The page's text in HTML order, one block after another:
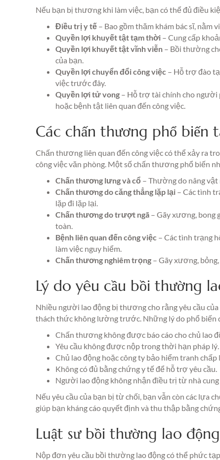
Nếu bạn bị thương khi làm việc, bạn có thể đủ điều
Điều trị y tế – Bao gồm thăm khám bác sĩ, nằm
Quyền lợi khuyết tật tạm thời – Cung cấp
Quyền lợi khuyết tật vĩnh viễn – Bồi thường
của bạn.
Quyền lợi chuyển đổi công việc – Hỗ trợ đào
việc trước đây.
Quyền lợi tử vong – Hỗ trợ tài chính cho
hoặc bệnh tật liên quan đến công việc.
Các chấn thương phổ biến
Chấn thương liên quan đến công việc có thể xảy ra
công việc văn phòng. Một số chấn thương phổ biến
Chấn thương lưng và cổ – Thường do nâng vật
Chấn thương do căng thẳng lặp lại – Các tình
lặp đi lặp lại.
Chấn thương do trượt ngã – Gãy xương, bong
toàn.
Bệnh liên quan đến công việc – Các tình trạng
làm việc nguy hiểm.
Chấn thương nghiêm trọng – Gãy xương,
Lý do yêu cầu bồi thường
Nhiều người lao động bị thương cho rằng yêu cầu
thách thức không lường trước. Những lý do phổ biến
Chấn thương không được báo cáo cho chủ lao
Yêu cầu không được nộp trong thời hạn pháp lý.
Chủ lao động hoặc công ty bảo hiểm tranh
Không có đủ bằng chứng y tế để hỗ trợ yêu cầu.
Người lao động không nhận điều trị từ nhà
Nếu yêu cầu của bạn bị từ chối, bạn vẫn còn các lựa
giúp bạn kháng cáo quyết định và thu thập bằng
Luật sư bồi thường lao
Nộp đơn yêu cầu bồi thường lao động có thể phức